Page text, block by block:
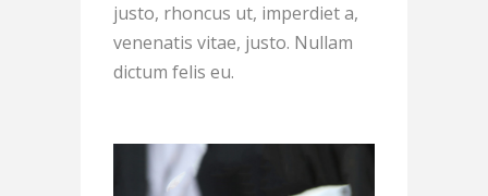
justo, rhoncus ut, imperdiet a,
venenatis vitae, justo. Nullam
dictum felis eu.